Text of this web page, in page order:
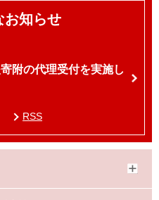
お知らせ
附の代理受付を実施し
RSS